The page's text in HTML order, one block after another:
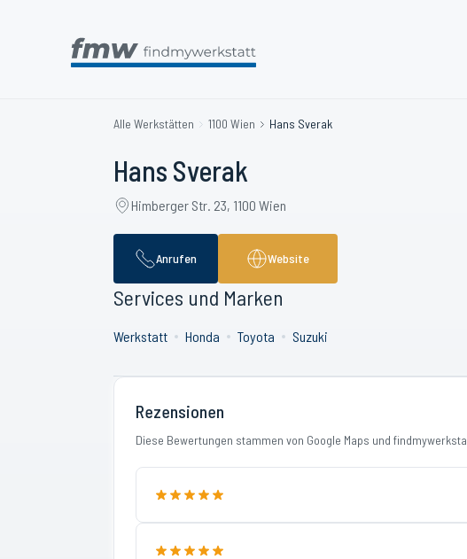
Alle Werkstätten 1100 Wien Hans Sverak
Hans Sverak
Himberger Str. 23, 1100 Wien
Anrufen Website
Services und Marken
Werkstatt Honda Toyota Suzuki
Rezensionen
Diese Bewertungen stammen von Google Maps und